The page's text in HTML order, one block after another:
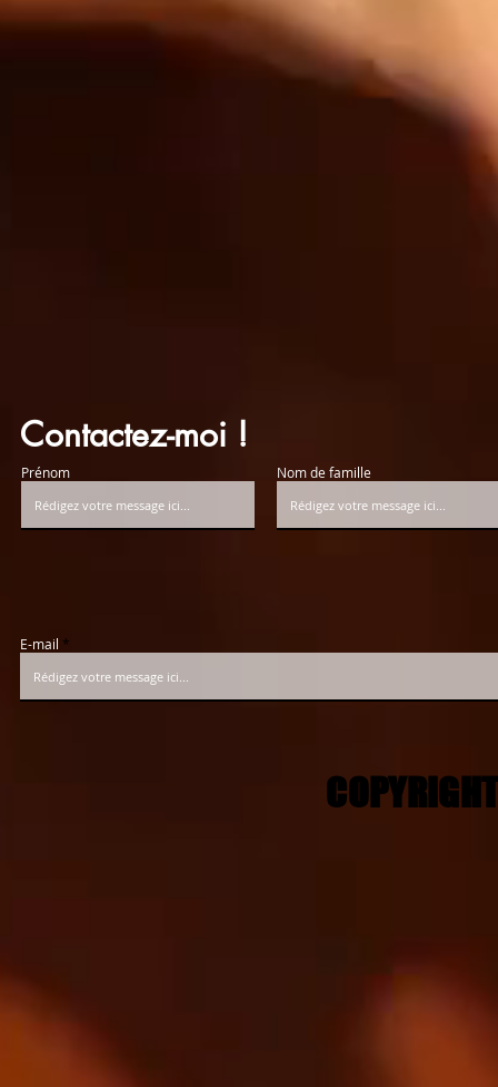
Contactez-moi !
Prénom Nom de famille
E-mail